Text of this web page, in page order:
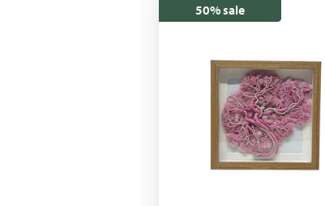
50% sale